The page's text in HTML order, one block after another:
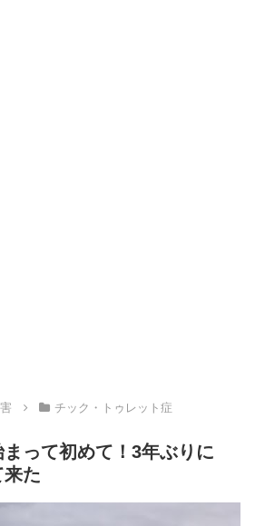
チック・トゥレット症
って初めて！3年ぶりに
た